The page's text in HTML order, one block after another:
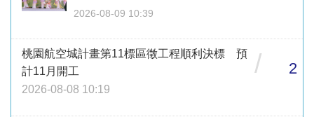
2026-08-09 10:39
桃園航空城計畫第11標區徵工程順利決標 預
計11月開工
2026-08-08 10:19
/ 2